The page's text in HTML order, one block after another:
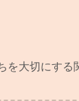
大切にす